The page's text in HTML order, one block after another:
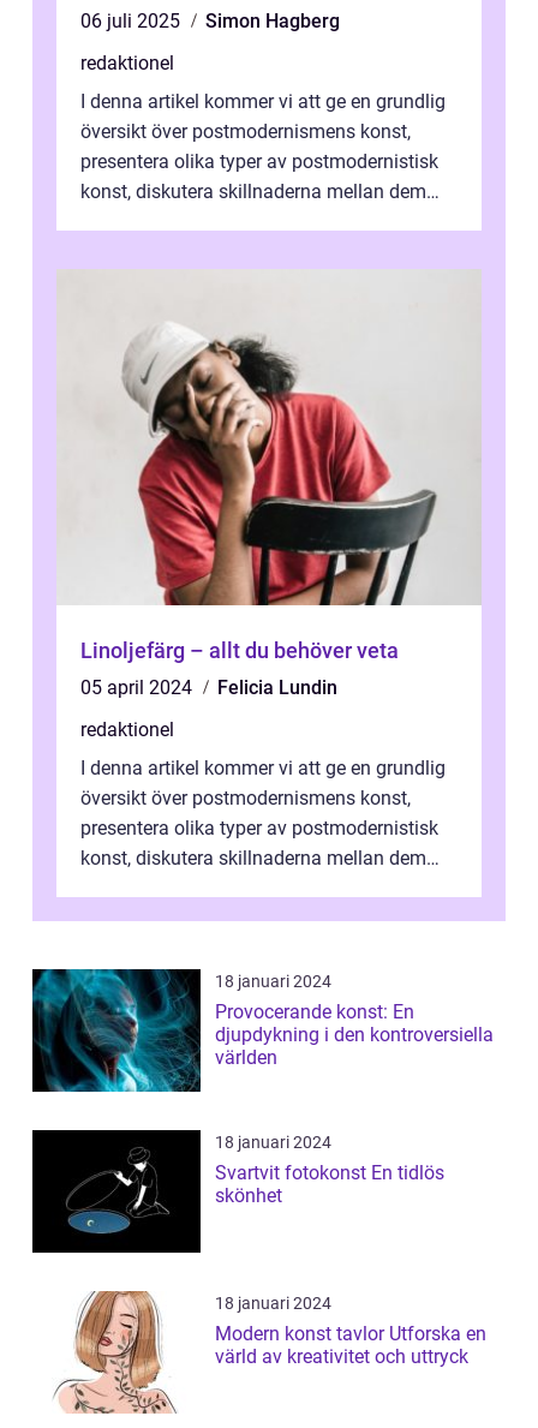
06 juli 2025
Simon Hagberg
redaktionel
I denna artikel kommer vi att ge en grundlig
översikt över postmodernismens konst,
presentera olika typer av postmodernistisk
konst, diskutera skillnaderna mellan dem
Linoljefärg – allt du behöver veta
05 april 2024
Felicia Lundin
redaktionel
I denna artikel kommer vi att ge en grundlig
översikt över postmodernismens konst,
presentera olika typer av postmodernistisk
konst, diskutera skillnaderna mellan dem
18 januari 2024
Provocerande konst: En
djupdykning i den kontroversiella
världen
18 januari 2024
Svartvit fotokonst En tidlös
skönhet
18 januari 2024
Modern konst tavlor Utforska en
värld av kreativitet och uttryck